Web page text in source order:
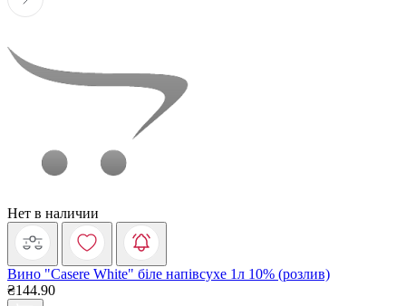
Нет в наличии
Вино "Casere White" біле напівсухе 1л 10% (розлив)
₴144.90